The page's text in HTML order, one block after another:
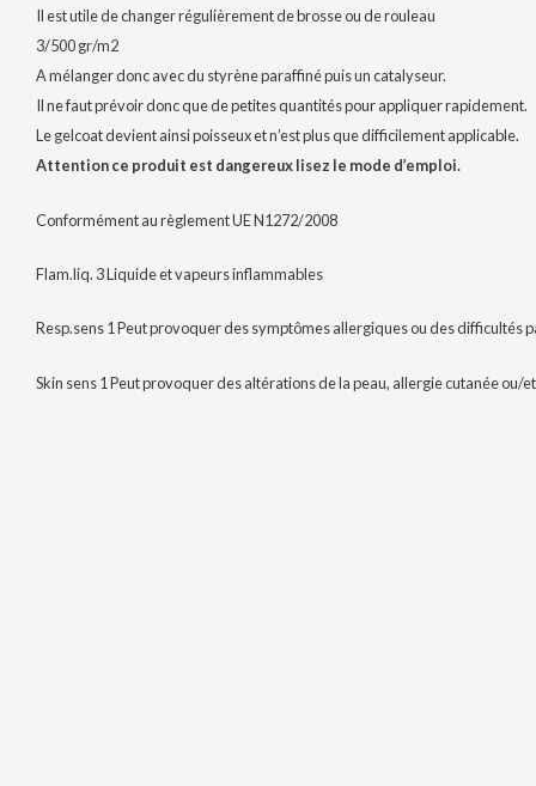
Il est utile de changer régulièrement de brosse ou de rouleau
3/500 gr/m2
A mélanger donc avec du styrène paraffiné puis un catalyseur.
Il ne faut prévoir donc que de petites quantités pour appliquer rapidement.
Le gelcoat devient ainsi poisseux et n’est plus que difficilement applicable.
Attention ce produit est dangereux lisez le mode d’emploi.
Conformément au règlement UE N1272/2008
Flam.liq. 3 Liquide et vapeurs inflammables
Resp.sens 1 Peut provoquer des symptômes allergiques ou des difficultés
Skin sens 1 Peut provoquer des altérations de la peau, allergie cutanée ou/